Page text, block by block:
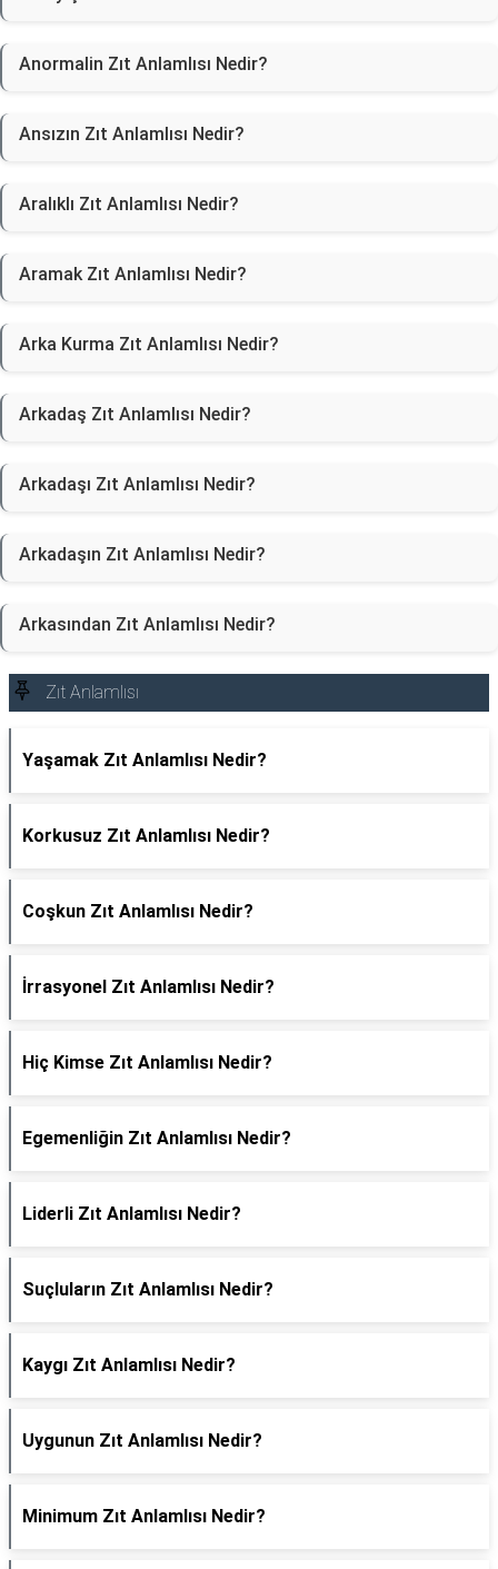
Anormalin Zıt Anlamlısı Nedir?
Ansızın Zıt Anlamlısı Nedir?
Aralıklı Zıt Anlamlısı Nedir?
Aramak Zıt Anlamlısı Nedir?
Arka Kurma Zıt Anlamlısı Nedir?
Arkadaş Zıt Anlamlısı Nedir?
Arkadaşı Zıt Anlamlısı Nedir?
Arkadaşın Zıt Anlamlısı Nedir?
Arkasından Zıt Anlamlısı Nedir?
Zıt Anlamlısı
Yaşamak Zıt Anlamlısı Nedir?
Korkusuz Zıt Anlamlısı Nedir?
Coşkun Zıt Anlamlısı Nedir?
İrrasyonel Zıt Anlamlısı Nedir?
Hiç Kimse Zıt Anlamlısı Nedir?
Egemenliğin Zıt Anlamlısı Nedir?
Liderli Zıt Anlamlısı Nedir?
Suçluların Zıt Anlamlısı Nedir?
Kaygı Zıt Anlamlısı Nedir?
Uygunun Zıt Anlamlısı Nedir?
Minimum Zıt Anlamlısı Nedir?